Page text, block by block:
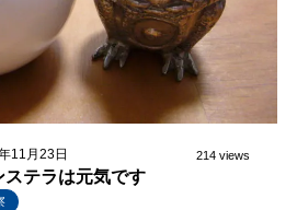
11月23日 214 views
テラは元気です